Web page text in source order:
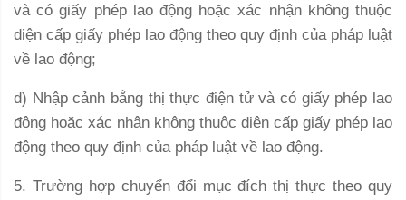
và có giấy phép lao động hoặc xác nhận không thuộc
diện cấp giấy phép lao động theo quy định của pháp luật
về lao động;
d) Nhập cảnh bằng thị thực điện tử và có giấy phép lao
động hoặc xác nhận không thuộc diện cấp giấy phép lao
động theo quy định của pháp luật về lao động.
5. Trường hợp chuyển đổi mục đích thị thực theo quy